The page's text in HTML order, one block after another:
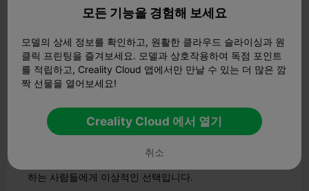
이유는 무엇인가요?
차별화되는 점이 무엇인지 궁금할 것입니다. PLA는 기존 플
라스틱보다 탄소 발자국이 더 작습니다.
인쇄 측면에서 PLA는 사용하기 쉬운 것으로 알려져 있습니
다. 녹는점이 낮기 때문에 가열된 빌드 플레이트가 필요하지
에서 사용하기에 더 안전한 옵션입니다.
또한 PLA는 가장 강력한 3D 프린터 필라멘트 중 하나이기
때문에 프린팅 과정에서 뒤틀리거나 변형될 가능성이 적습
하는 사람들에게 이상적인 선택입니다.
모든 기능을 경험해 보세요
모델의 상세 정보를 확인하고, 원활한 클라우드 슬라이싱과 원
클릭 프린팅을 즐겨보세요. 모델과 상호작용하여 독점 포인트
를 적립하고, Creality Cloud 앱에서만 만날 수 있는 더 많은 깜
짝 선물을 열어보세요!
Creality Cloud 에서 열기
취소